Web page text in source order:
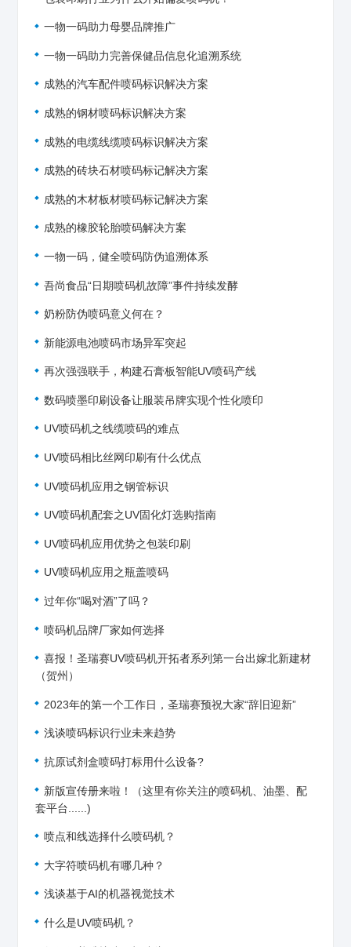
一物一码助力母婴品牌推广
一物一码助力完善保健品信息化追溯系统
成熟的汽车配件喷码标识解决方案
成熟的钢材喷码标识解决方案
成熟的电缆线缆喷码标识解决方案
成熟的砖块石材喷码标记解决方案
成熟的木材板材喷码标记解决方案
成熟的橡胶轮胎喷码解决方案
一物一码，健全喷码防伪追溯体系
吾尚食品“日期喷码机故障”事件持续发酵
奶粉防伪喷码意义何在？
新能源电池喷码市场异军突起
再次强强联手，构建石膏板智能UV喷码产线
数码喷墨印刷设备让服装吊牌实现个性化喷印
UV喷码机之线缆喷码的难点
UV喷码相比丝网印刷有什么优点
UV喷码机应用之钢管标识
UV喷码机配套之UV固化灯选购指南
UV喷码机应用优势之包装印刷
UV喷码机应用之瓶盖喷码
过年你“喝对酒”了吗？
喷码机品牌厂家如何选择
喜报！圣瑞赛UV喷码机开拓者系列第一台出嫁北新建材
（贺州）
2023年的第一个工作日，圣瑞赛预祝大家“辞旧迎新”
浅谈喷码标识行业未来趋势
抗原试剂盒喷码打标用什么设备?
新版宣传册来啦！（这里有你关注的喷码机、油墨、配
套平台......)
喷点和线选择什么喷码机？
大字符喷码机有哪几种？
浅谈基于AI的机器视觉技术
什么是UV喷码机？